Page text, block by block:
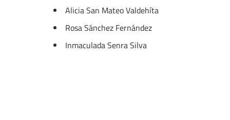
Alicia San Mateo Valdehíta
Rosa Sánchez Fernández
Inmaculada Senra Silva